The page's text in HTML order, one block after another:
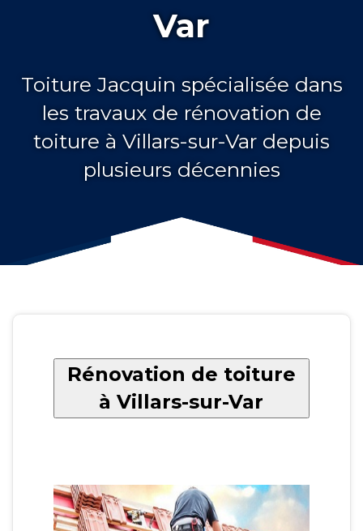
Var
Toiture Jacquin spécialisée dans
les travaux de rénovation de
toiture à Villars-sur-Var depuis
plusieurs décennies
Rénovation de toiture
à Villars-sur-Var